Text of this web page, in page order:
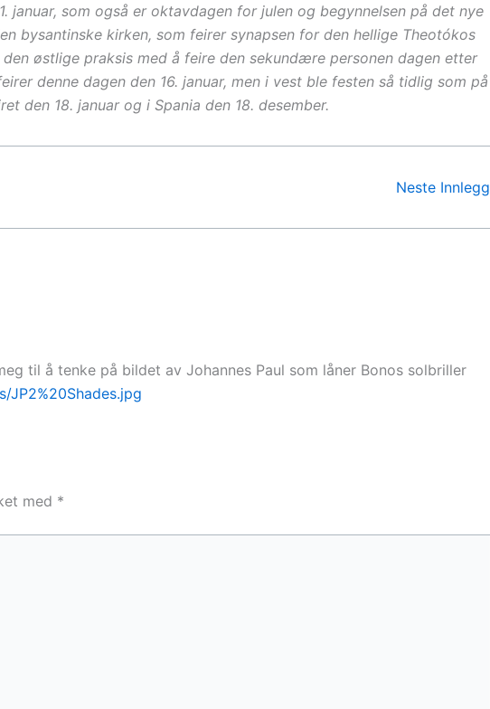
januar, som også er oktavdagen for julen og begynnelsen på det nye
bysantinske kirken, som feirer synapsen for den hellige Theotókos
østlige praksis med å feire den sekundære personen dagen etter
denne dagen den 16. januar, men i vest ble festen så tidlig som på
den 18. januar og i Spania den 18. desember.
Neste Innlegg
til å tenke på bildet av Johannes Paul som låner Bonos solbriller
med *